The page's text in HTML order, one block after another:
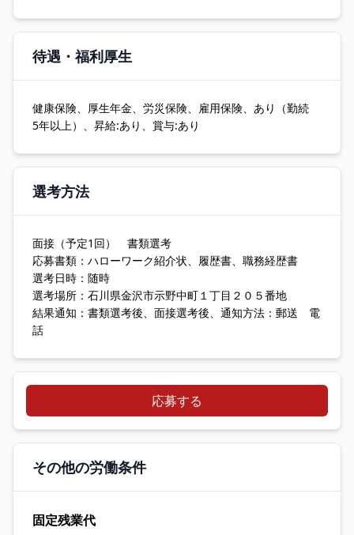
待遇・福利厚生
健康保険、厚生年金、労災保険、雇用保険、あり（勤続
5年以上）、昇給:あり、賞与:あり
選考方法
面接（予定1回） 書類選考
応募書類：ハローワーク紹介状、履歴書、職務経歴書
選考日時：随時
選考場所：石川県金沢市示野中町１丁目２０５番地
結果通知：書類選考後、面接選考後、通知方法：郵送 電
話
応募する
その他の労働条件
固定残業代